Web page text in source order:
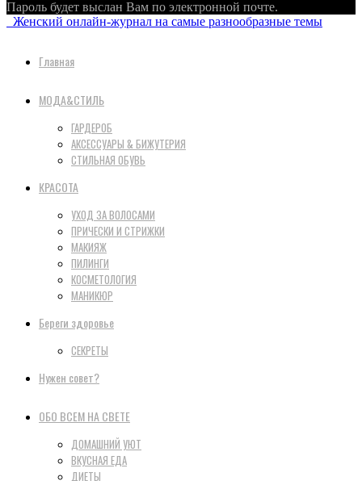
Пароль будет выслан Вам по электронной почте.
Женский онлайн-журнал на самые разнообразные темы
Главная
МОДА&СТИЛЬ
ГАРДЕРОБ
АКСЕССУАРЫ & БИЖУТЕРИЯ
СТИЛЬНАЯ ОБУВЬ
КРАСОТА
УХОД ЗА ВОЛОСАМИ
ПРИЧЕСКИ И СТРИЖКИ
МАКИЯЖ
ПИЛИНГИ
КОСМЕТОЛОГИЯ
МАНИКЮР
Береги здоровье
СЕКРЕТЫ
Нужен совет?
ОБО ВСЕМ НА СВЕТЕ
ДОМАШНИЙ УЮТ
ВКУСНАЯ ЕДА
ДИЕТЫ